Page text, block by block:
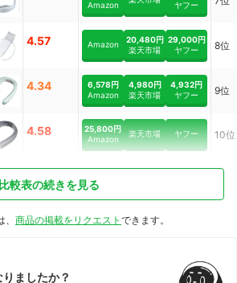
Amazon ヤフー
4.57 Amazon
20,480円
楽天市場
29,000円
ヤフー
8位
4.34
6,578円
Amazon
4,980円
楽天市場
4,932円
ヤフー
9位
4.58
25,800円
Amazon
楽天市場 ヤフー 10位
比較表の続きを見る
商品の掲載をリクエスト できます。
ましたか？